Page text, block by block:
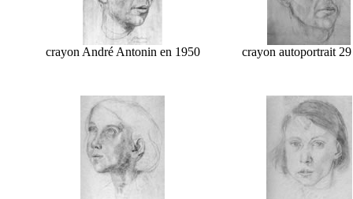
crayon André Antonin en 1950 crayon autoportrait